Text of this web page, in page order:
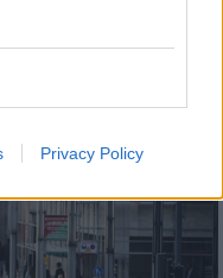
Privacy Policy